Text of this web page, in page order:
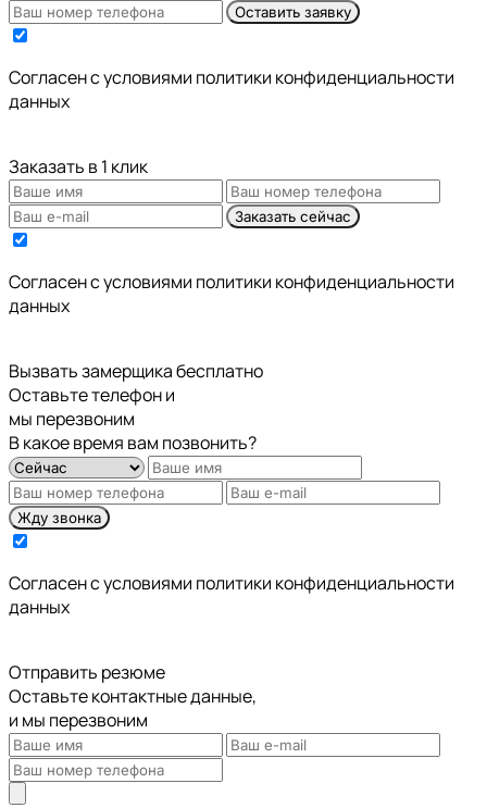
Оставить заявку
Cогласен с условиями политики конфиденциальности
данных
Заказать в 1 клик
Заказать сейчас
Cогласен с условиями политики конфиденциальности
данных
Вызвать замерщика бесплатно
Оставьте телефон и
мы перезвоним
В какое время вам позвонить?
Жду звонка
Cогласен с условиями политики конфиденциальности
данных
Отправить резюме
Оставьте контактные данные,
и мы перезвоним